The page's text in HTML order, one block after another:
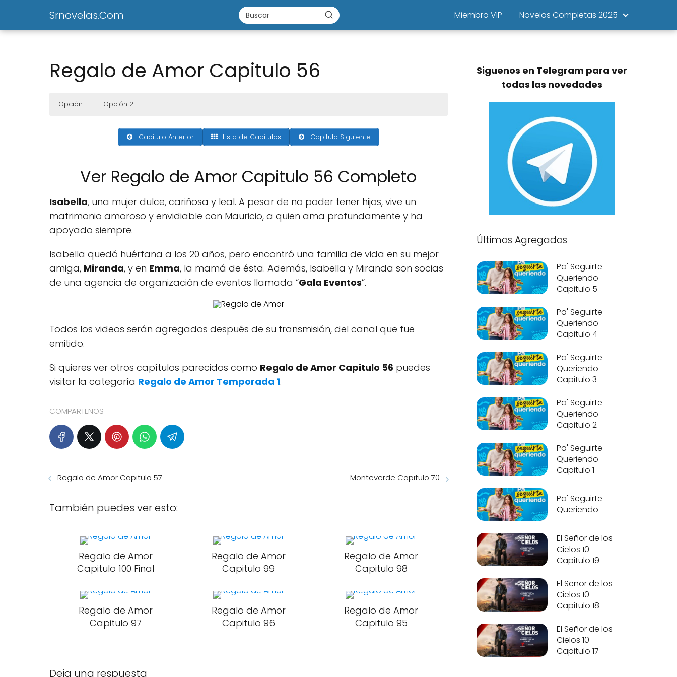
Srnovelas.Com Miembro VIP Novelas Completas 2025
Regalo de Amor Capitulo 56
Opción 1 Opción 2
Capitulo Anterior Lista de Capítulos Capitulo Siguiente
Ver Regalo de Amor Capitulo 56 Completo
Isabella, una mujer dulce, cariñosa y leal. A pesar de no poder tener hijos, vive un
matrimonio amoroso y envidiable con Mauricio, a quien ama profundamente y ha
apoyado siempre.
Isabella quedó huérfana a los 20 años, pero encontró una familia de vida en su mejor
amiga, Miranda, y en Emma, la mamá de ésta. Además, Isabella y Miranda son socias
de una agencia de organización de eventos llamada “Gala Eventos”.
Todos los videos serán agregados después de su transmisión, del canal que fue
emitido.
Si quieres ver otros capítulos parecidos como Regalo de Amor Capitulo 56 puedes
visitar la categoría Regalo de Amor Temporada 1.
COMPARTENOS
Regalo de Amor Capitulo 57 Monteverde Capitulo 70
También puedes ver esto:
Regalo de Amor
Capitulo 100 Final
Regalo de Amor
Capitulo 99
Regalo de Amor
Capitulo 98
Regalo de Amor
Capitulo 97
Regalo de Amor
Capitulo 96
Regalo de Amor
Capitulo 95
Deja una respuesta
Siguenos en Telegram para ver
todas las novedades
Últimos Agregados
Pa' Seguirte
Queriendo
Capitulo 5
Pa' Seguirte
Queriendo
Capitulo 4
Pa' Seguirte
Queriendo
Capitulo 3
Pa' Seguirte
Queriendo
Capitulo 2
Pa' Seguirte
Queriendo
Capitulo 1
Pa' Seguirte
Queriendo
El Señor de los
Cielos 10
Capitulo 19
El Señor de los
Cielos 10
Capitulo 18
El Señor de los
Cielos 10
Capitulo 17